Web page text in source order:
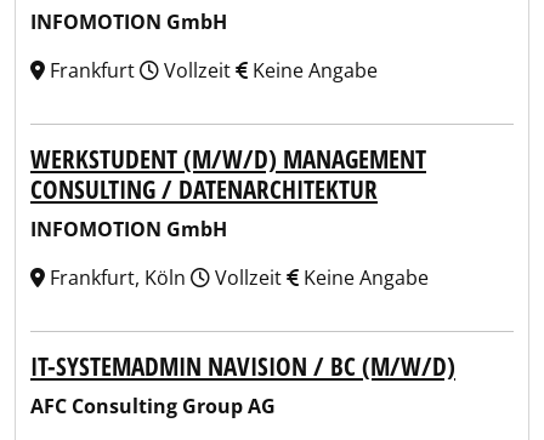
INFOMOTION GmbH
Frankfurt
Vollzeit Keine Angabe
WERKSTUDENT (M/W/D) MANAGEMENT
CONSULTING / DATENARCHITEKTUR
INFOMOTION GmbH
Frankfurt, Köln
Vollzeit Keine Angabe
IT-SYSTEMADMIN NAVISION / BC (M/W/D)
AFC Consulting Group AG